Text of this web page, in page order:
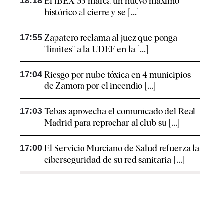
histórico al cierre y se [...]
17:55 Zapatero reclama al juez que ponga
"límites" a la UDEF en la [...]
17:04 Riesgo por nube tóxica en 4 municipios
de Zamora por el incendio [...]
17:03 Tebas aprovecha el comunicado del Real
Madrid para reprochar al club su [...]
17:00 El Servicio Murciano de Salud refuerza la
ciberseguridad de su red sanitaria [...]